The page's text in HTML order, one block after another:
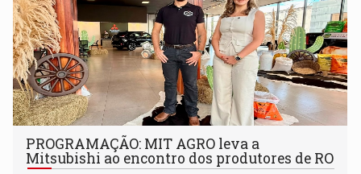
PROGRAMAÇÃO: MIT AGRO leva a
Mitsubishi ao encontro dos produtores de RO